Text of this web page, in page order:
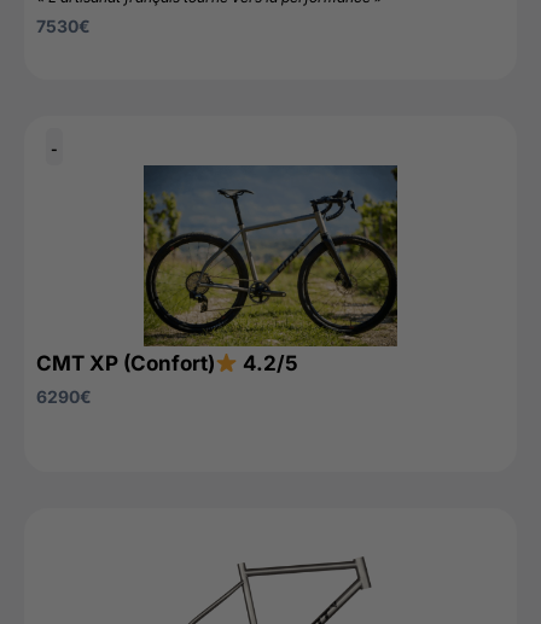
7530€
-
CMT XP (Confort) 4.2/5
6290€